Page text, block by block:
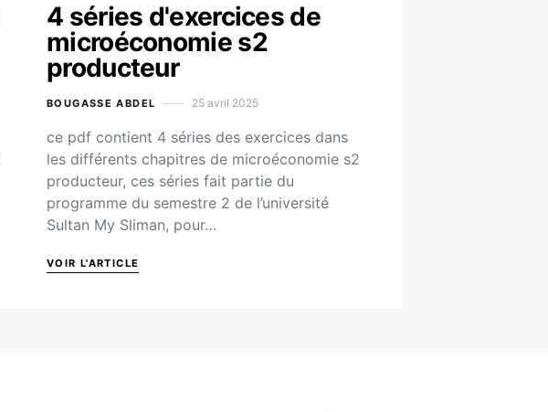
4 séries d'exercices de
microéconomie s2
producteur
BOUGASSE ABDEL 25 avril 2025
ce pdf contient 4 séries des exercices dans
les différents chapitres de microéconomie s2
producteur, ces séries fait partie du
programme du semestre 2 de l’université
Sultan My Sliman, pour…
VOIR L'ARTICLE